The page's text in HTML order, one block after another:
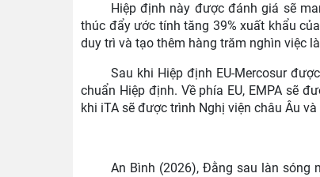
Hiệp định này được đánh giá sẽ
thúc đẩy ước tính tăng 39% xuất khẩu
duy trì và tạo thêm hàng trăm nghìn việc
Sau khi Hiệp định EU-Mercosur
chuẩn Hiệp định. Về phía EU, EMPA sẽ
khi iTA sẽ được trình Nghị viện châu Âu
An Bình (2026), Đằng sau làn sóng